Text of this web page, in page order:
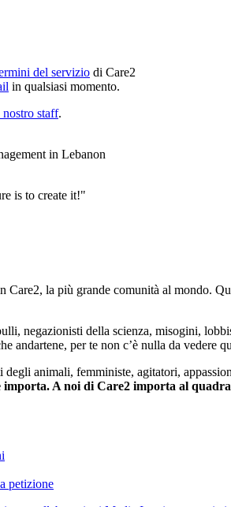
del servizio di Care2
in qualsiasi momento.
staff.
in Lebanon
is to create it!"
Care2, la più grande comunità al mondo.
negazionisti della scienza, misogini,
andartene, per te non c’è nulla da vedere
animali, femministe, agitatori,
importa. A noi di Care2 importa al
petizione